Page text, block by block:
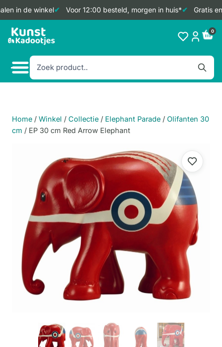
in de winkel Voor 12:00 besteld, morgen in huis* Gratis
Doorgaan
naar
0
Home / Winkel / Collectie / Elephant Parade / Olifanten 30
cm / EP 30 cm Red Arrow Elephant